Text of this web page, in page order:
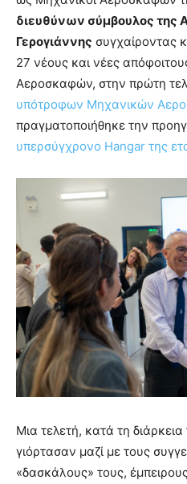
διευθύνων σύμβουλος της
Γερογιάννης συγχαίροντας
27 νέους και νέες
Αεροσκαφών, στην πρώτη
υπότροφων Μηχανικών
πραγματοποιήθηκε την
υπερσύγχρονο Hangar της
Μια τελετή, κατά τη διάρκεια
γιόρτασαν μαζί με τους
«δασκάλους» τους,